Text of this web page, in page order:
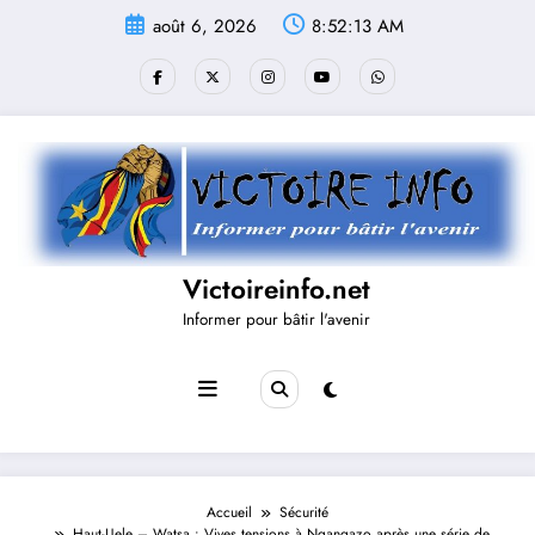
août 6, 2026 8:52:13 AM
Victoireinfo.net
Informer pour bâtir l'avenir
Accueil
Sécurité